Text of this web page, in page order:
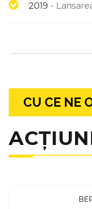
2019 -
CU CE NE